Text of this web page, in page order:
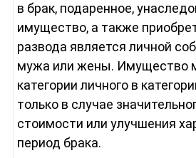
в брак, подаренное,
имущество, а также
развода является личной
мужа или жены. Имущество
категории личного в
только в случае
стоимости или улучшения
период брака.